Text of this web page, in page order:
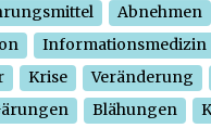
Abnehmen
Informationsmedizin
Krise
Veränderung
Blähungen